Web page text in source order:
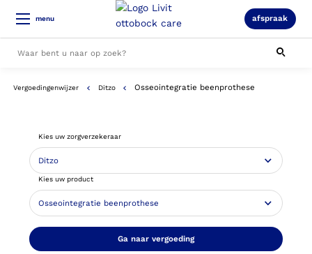
menu afspraak
Alle resultaten
Vergoedingenwijzer Ditzo Osseointegratie beenprothese
Kies uw zorgverzekeraar
Kies uw product
Ga naar vergoeding